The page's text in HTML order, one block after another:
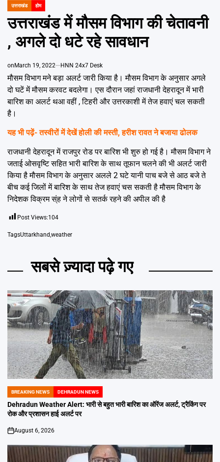
POSTED
उत्तराखंड होम
उत्तराखंड में मौसम विभाग की चेतावनी
, अगले दो धटे रहे सावधान
on March 19, 2022 HNN 24x7 Desk
मौसम विभाग मने बड़ा अलर्ट जारी किया है। मौसम विभाग के अनुसार अगले
दो घटें में मौसम करवट बदलेगा। एस दौरान जहां राजधानी देहरादून में भारी
बारिश का अलर्ट थआ वहीं , टिहरी और उत्तरकाशी में तेज हवाएं चल सकती
है।
यह भी पढ़ें-तस्‍वीरों में देखें होली की मस्‍ती, हरीश रावत ने बजाया ढोलक
राजधानी देहरादून में राजपुर रोड पर बारिश भी शुरु हो गई है। मौसम विभाग ने
जताई ओसवृष्टि सहित भारी बारिश के साथ तूफान चलने की भी अलर्ट जारी
किया है मौसम विभाग के अनुसार अलले 2 घटे यानी पाच बजे से आठ बजे ते
बीच कई जिलों में बारिश के साथ तेज हवाएं चस सकती है मौसम विभाग के
निदेशक विक्रम स्ंह ने लोगों से सतर्क रहने की अपील की है
Post Views:104
TagsUttarkhand,weather
सबसे ज़्यादा पढ़े गए
POSTED
IN
BREAKING NEWS DEHRADUN NEWS
Dehradun Weather Alert: भारी से बहुत भारी बारिश का ऑरेंज अलर्ट, ट्रैकिंग पर
रोक और प्रशासन हाई अलर्ट पर
on
August 6, 2026